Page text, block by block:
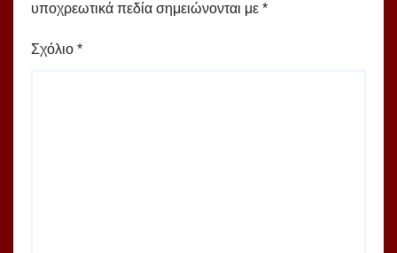
υποχρεωτικά πεδία σημειώνονται με *
Σχόλιο *